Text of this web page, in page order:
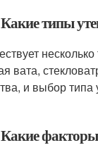
типы
вата,
и выбор типа